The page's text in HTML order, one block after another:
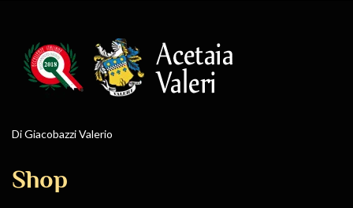
Di Giacobazzi Valerio
Shop